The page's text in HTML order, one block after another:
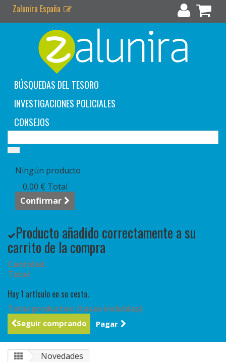
Zalunira España
BÚSQUEDAS DEL TESORO
INVESTIGACIONES POLICIALES
CONSEJOS
Ningún producto
0,00 € Total
Confirmar
Producto añadido correctamente a su
carrito de la compra
Cantidad
Total
Hay 1 artículo en su cesta.
Total productos: (tasas incluídas)
Seguir comprando Pagar
Novedades